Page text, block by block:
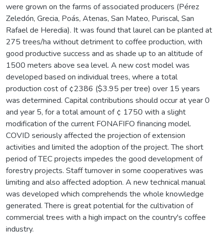
were grown on the farms of associated producers (Pérez
Zeledón, Grecia, Poás, Atenas, San Mateo, Puriscal, San
Rafael de Heredia). It was found that laurel can be planted at
275 trees/ha without detriment to coffee production, with
good productive success and as shade up to an altitude of
1500 meters above sea level. A new cost model was
developed based on individual trees, where a total
production cost of ¢2386 ($3.95 per tree) over 15 years
was determined. Capital contributions should occur at year 0
and year 5, for a total amount of ¢ 1750 with a slight
modification of the current FONAFIFO financing model.
COVID seriously affected the projection of extension
activities and limited the adoption of the project. The short
period of TEC projects impedes the good development of
forestry projects. Staff turnover in some cooperatives was
limiting and also affected adoption. A new technical manual
was developed which comprehends the whole knowledge
generated. There is great potential for the cultivation of
commercial trees with a high impact on the country's coffee
industry.